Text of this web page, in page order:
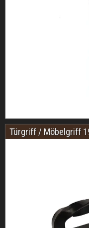
Türgriff / Möbelgriff